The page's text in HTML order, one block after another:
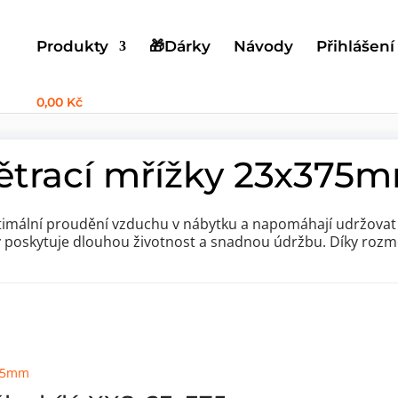
Produkty 🎁Dárky Návody Přihlášení
0,00 Kč
»Větrací mřížky
mřížky
proudění vzduchu v nábytku a napomáhají
dlouhou životnost a snadnou údržbu. Díky